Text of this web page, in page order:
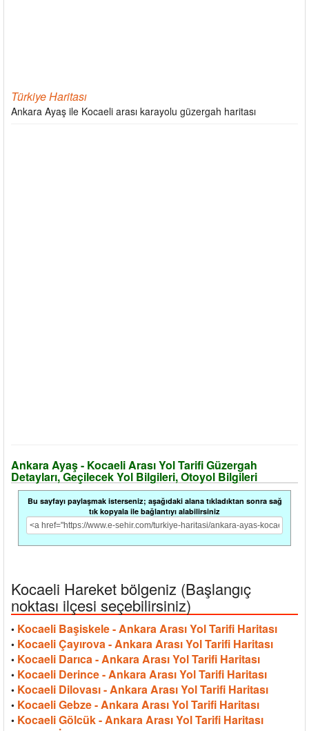
Türkiye Haritası
Ankara Ayaş ile Kocaeli arası karayolu güzergah haritası
Ankara Ayaş - Kocaeli Arası Yol Tarifi Güzergah
Detayları, Geçilecek Yol Bilgileri, Otoyol Bilgileri
Bu sayfayı paylaşmak isterseniz; aşağıdaki alana tıkladıktan sonra sağ
tık kopyala ile bağlantıyı alabilirsiniz
Kocaeli Hareket bölgeniz (Başlangıç
noktası ilçesi seçebilirsiniz)
• Kocaeli Başiskele - Ankara Arası Yol Tarifi Haritası
• Kocaeli Çayırova - Ankara Arası Yol Tarifi Haritası
• Kocaeli Darıca - Ankara Arası Yol Tarifi Haritası
• Kocaeli Derince - Ankara Arası Yol Tarifi Haritası
• Kocaeli Dilovası - Ankara Arası Yol Tarifi Haritası
• Kocaeli Gebze - Ankara Arası Yol Tarifi Haritası
• Kocaeli Gölcük - Ankara Arası Yol Tarifi Haritası